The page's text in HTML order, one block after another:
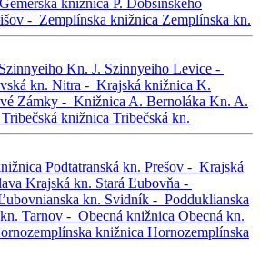
- Zemplínska knižnica Zemplínska kn.
Kn. J. Szinnyeiho Levice -
kn. Nitra - Krajská knižnica K.
Zámky - Knižnica A. Bernoláka Kn. A.
Tribečská knižnica Tribečská kn.
Podtatranská kn. Prešov - Krajská
Krajská kn. Stará Ľubovňa -
kn. Svidník - Podduklianska
Tarnov - Obecná knižnica Obecná kn.
knižnica Hornozemplínska